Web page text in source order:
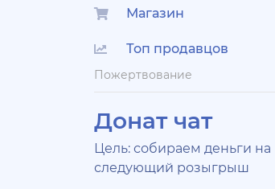
Магазин
Топ продавцов
Пожертвование
Донат чат
Цель: собираем деньги на
следующий розыгрыш